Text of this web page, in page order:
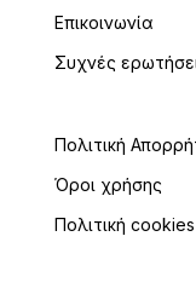
Επικοινωνία
Συχνές
Πολιτική
Όροι χρήσης
Πολιτική cookies